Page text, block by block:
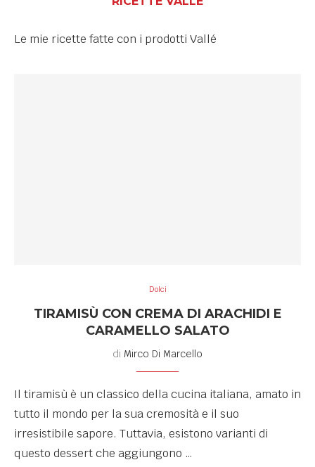
Le mie ricette fatte con i prodotti Vallé
Dolci
TIRAMISÙ CON CREMA DI ARACHIDI E
CARAMELLO SALATO
di Mirco Di Marcello
Il tiramisù è un classico della cucina italiana, amato in
tutto il mondo per la sua cremosità e il suo
irresistibile sapore. Tuttavia, esistono varianti di
questo dessert che aggiungono …